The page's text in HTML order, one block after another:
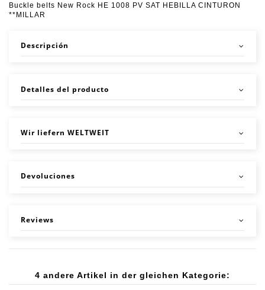
Buckle belts New Rock HE 1008 PV SAT HEBILLA CINTURON
**MILLAR
Descripción
Detalles del producto
Wir liefern WELTWEIT
Devoluciones
Reviews
4 andere Artikel in der gleichen Kategorie: